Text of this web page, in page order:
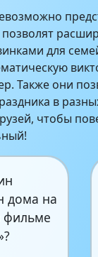
для
Также они
в
чтобы
дома на
фильме